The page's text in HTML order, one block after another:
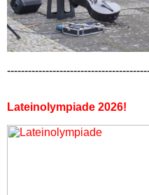
Lateinolympiade 2026!